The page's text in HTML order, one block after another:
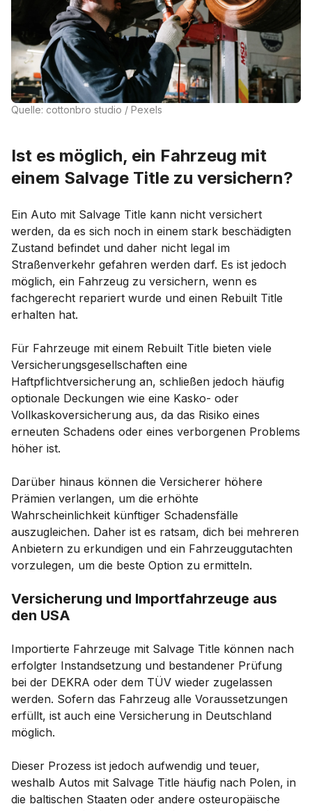
Quelle: cottonbro studio / Pexels
Ist es möglich, ein Fahrzeug mit
einem Salvage Title zu versichern?
Ein Auto mit Salvage Title kann nicht versichert
werden, da es sich noch in einem stark beschädigten
Zustand befindet und daher nicht legal im
Straßenverkehr gefahren werden darf. Es ist jedoch
möglich, ein Fahrzeug zu versichern, wenn es
fachgerecht repariert wurde und einen Rebuilt Title
erhalten hat.
Für Fahrzeuge mit einem Rebuilt Title bieten viele
Versicherungsgesellschaften eine
Haftpflichtversicherung an, schließen jedoch häufig
optionale Deckungen wie eine Kasko- oder
Vollkaskoversicherung aus, da das Risiko eines
erneuten Schadens oder eines verborgenen Problems
höher ist.
Darüber hinaus können die Versicherer höhere
Prämien verlangen, um die erhöhte
Wahrscheinlichkeit künftiger Schadensfälle
auszugleichen. Daher ist es ratsam, dich bei mehreren
Anbietern zu erkundigen und ein Fahrzeuggutachten
vorzulegen, um die beste Option zu ermitteln.
Versicherung und Importfahrzeuge aus
den USA
Importierte Fahrzeuge mit Salvage Title können nach
erfolgter Instandsetzung und bestandener Prüfung
bei der DEKRA oder dem TÜV wieder zugelassen
werden. Sofern das Fahrzeug alle Voraussetzungen
erfüllt, ist auch eine Versicherung in Deutschland
möglich.
Dieser Prozess ist jedoch aufwendig und teuer,
weshalb Autos mit Salvage Title häufig nach Polen, in
die baltischen Staaten oder andere osteuropäische